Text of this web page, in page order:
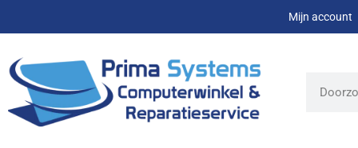
inhoud
Mijn account